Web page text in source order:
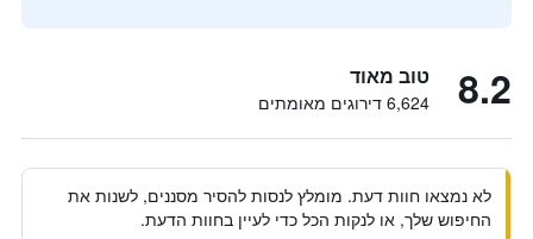
8.2 טוב מאוד
6,624 דירוגים מאומתים
לא נמצאו חוות דעת. מומלץ לנסות להסיר מסננים, לשנות את
החיפוש שלך, או לנקות הכל כדי לעיין בחוות הדעת.